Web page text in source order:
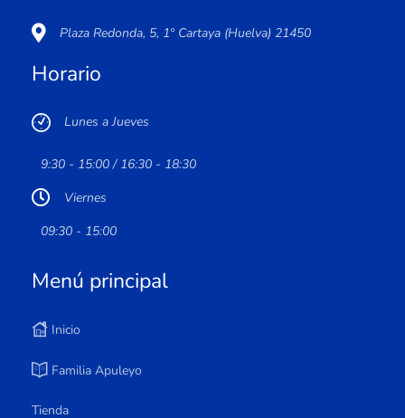
Plaza Redonda, 5, 1º Cartaya (Huelva) 21450
Horario
Lunes a Jueves
9:30 - 15:00 / 16:30 - 18:30
Viernes
09:30 - 15:00
Menú principal
Inicio
Familia Apuleyo
Tienda